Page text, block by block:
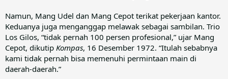
Namun, Mang Udel dan Mang Cepot terikat pekerjaan kantor.
Keduanya juga menganggap melawak sebagai sambilan. Trio
Los Gilos, “tidak pernah 100 persen profesional,” ujar Mang
Cepot, dikutip Kompas, 16 Desember 1972. “Itulah sebabnya
kami tidak pernah bisa memenuhi permintaan main di
daerah-daerah.”